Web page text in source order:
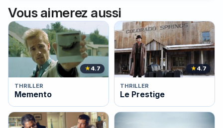
Vous aimerez aussi
★4.7
THRILLER
Memento
★4.7
THRILLER
Le Prestige